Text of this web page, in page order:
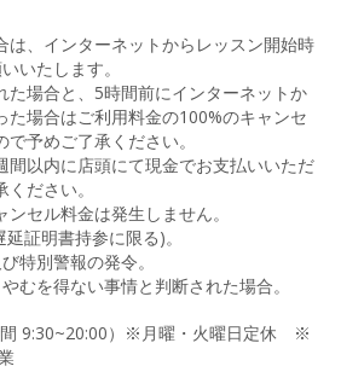
は、インターネットからレッスン開始時
いたします。
た場合と、5時間前にインターネットか
た場合はご利用料金の100%のキャンセ
予めご了承ください。
間以内に店頭にて現金でお支払いいただ
ださい。
ンセル料金は発生しません。
証明書持参に限る)。
特別警報の発令。
むを得ない事情と判断された場合。
9:30~20:00）※月曜・火曜日定休 ※